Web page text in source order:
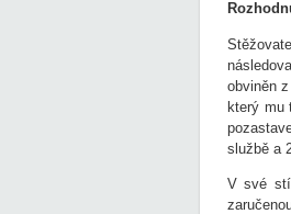
obviněn
který mu
službě a
V své